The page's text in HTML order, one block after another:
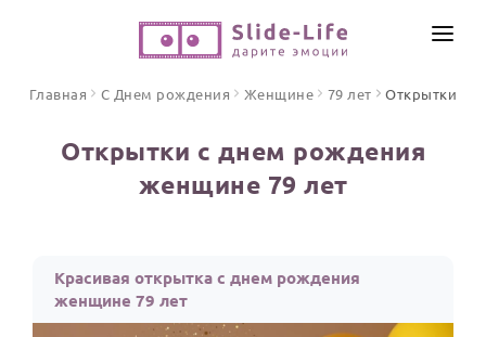
ПО ФОРМАТУ
Открытки
Стихи и тексты
ИНСТРУМЕНТЫ
ОТЗЫВЫ
Главная С Днем рождения Женщине 79 лет Открытки
Открытки с днем рождения
женщине 79 лет
Красивая открытка с днем рождения
женщине 79 лет